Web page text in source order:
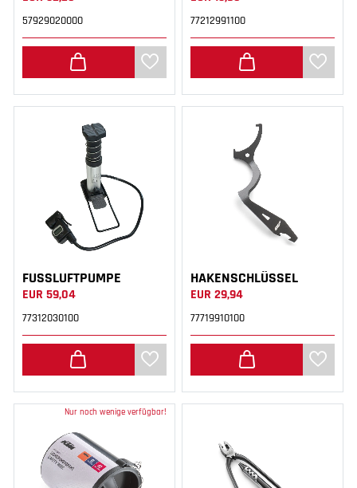
57929020000 77212991100
FUSSLUFTPUMPE
EUR 59,04
77312030100
HAKENSCHLÜSSEL
EUR 29,94
77719910100
Nur noch wenige verfügbar!